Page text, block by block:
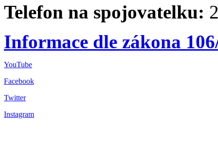
Telefon na spojovatelku:
Informace dle zákona
YouTube
Facebook
Twitter
Instagram